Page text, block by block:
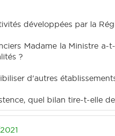
développées par la
Madame la Ministre
?
d'autres
quel bilan tire-t-elle